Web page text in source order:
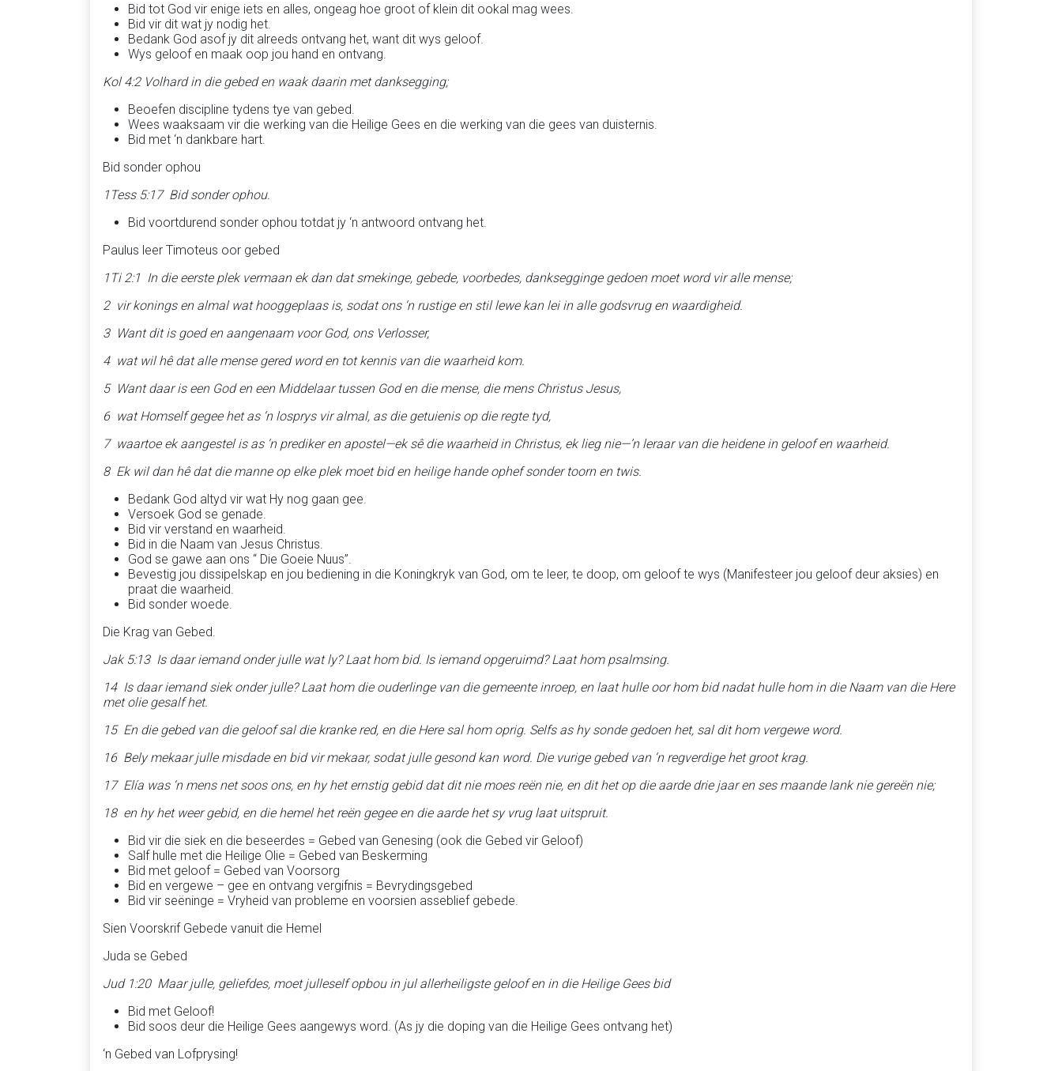
Bid tot God vir enige iets en alles, ongeag hoe groot of klein dit ookal mag wees.
Bid vir dit wat jy nodig het.
Bedank God asof jy dit alreeds ontvang het, want dit wys geloof.
Wys geloof en maak oop jou hand en ontvang.
Kol 4:2 Volhard in die gebed en waak daarin met danksegging;
Beoefen discipline tydens tye van gebed.
Wees waaksaam vir die werking van die Heilige Gees en die werking van die gees van duisternis.
Bid met ‘n dankbare hart.
Bid sonder ophou
1Tess 5:17 Bid sonder ophou.
Bid voortdurend sonder ophou totdat jy ‘n antwoord ontvang het.
Paulus leer Timoteus oor gebed
1Ti 2:1 In die eerste plek vermaan ek dan dat smekinge, gebede, voorbedes, danksegginge gedoen moet word vir alle mense;
2 vir konings en almal wat hooggeplaas is, sodat ons ‘n rustige en stil lewe kan lei in alle godsvrug en waardigheid.
3 Want dit is goed en aangenaam voor God, ons Verlosser,
4 wat wil hê dat alle mense gered word en tot kennis van die waarheid kom.
5 Want daar is een God en een Middelaar tussen God en die mense, die mens Christus Jesus,
6 wat Homself gegee het as ‘n losprys vir almal, as die getuienis op die regte tyd,
7 waartoe ek aangestel is as ‘n prediker en apostel—ek sê die waarheid in Christus, ek lieg nie—’n leraar van die heidene in geloof en waarheid.
8 Ek wil dan hê dat die manne op elke plek moet bid en heilige hande ophef sonder toorn en twis.
Bedank God altyd vir wat Hy nog gaan gee.
Versoek God se genade.
Bid vir verstand en waarheid.
Bid in die Naam van Jesus Christus.
God se gawe aan ons “ Die Goeie Nuus”.
Bevestig jou dissipelskap en jou bediening in die Koningkryk van God, om te leer, te doop, om geloof te wys (Manifesteer jou geloof deur aksies) en
praat die waarheid.
Bid sonder woede.
Die Krag van Gebed.
Jak 5:13 Is daar iemand onder julle wat ly? Laat hom bid. Is iemand opgeruimd? Laat hom psalmsing.
14 Is daar iemand siek onder julle? Laat hom die ouderlinge van die gemeente inroep, en laat hulle oor hom bid nadat hulle hom in die Naam van die Here
met olie gesalf het.
15 En die gebed van die geloof sal die kranke red, en die Here sal hom oprig. Selfs as hy sonde gedoen het, sal dit hom vergewe word.
16 Bely mekaar julle misdade en bid vir mekaar, sodat julle gesond kan word. Die vurige gebed van ‘n regverdige het groot krag.
17 Elía was ‘n mens net soos ons, en hy het ernstig gebid dat dit nie moes reën nie, en dit het op die aarde drie jaar en ses maande lank nie gereën nie;
18 en hy het weer gebid, en die hemel het reën gegee en die aarde het sy vrug laat uitspruit.
Bid vir die siek en die beseerdes = Gebed van Genesing (ook die Gebed vir Geloof)
Salf hulle met die Heilige Olie = Gebed van Beskerming
Bid met geloof = Gebed van Voorsorg
Bid en vergewe – gee en ontvang vergifnis = Bevrydingsgebed
Bid vir seëninge = Vryheid van probleme en voorsien asseblief gebede.
Sien Voorskrif Gebede vanuit die Hemel
Juda se Gebed
Jud 1:20 Maar julle, geliefdes, moet julleself opbou in jul allerheiligste geloof en in die Heilige Gees bid
Bid met Geloof!
Bid soos deur die Heilige Gees aangewys word. (As jy die doping van die Heilige Gees ontvang het)
‘n Gebed van Lofprysing!